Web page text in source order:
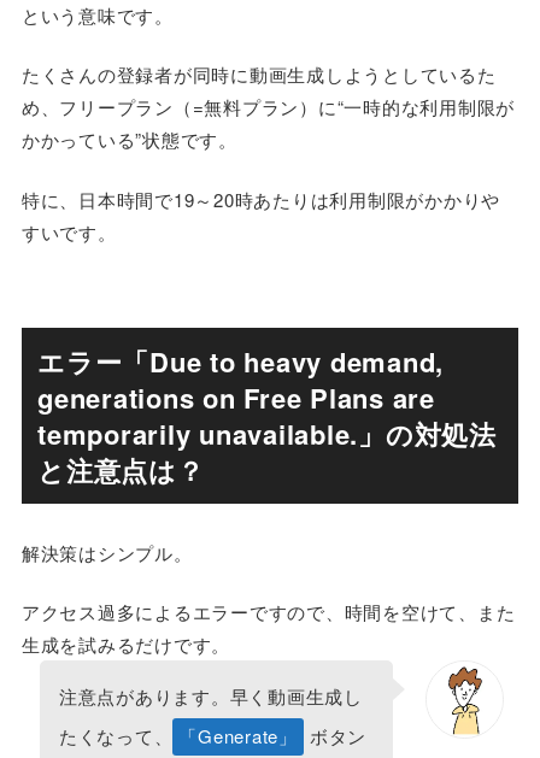
という意味です。
たくさんの登録者が同時に動画生成しようとしているた
め、フリープラン（=無料プラン）に“一時的な利用制限が
かかっている”状態です。
特に、日本時間で19～20時あたりは利用制限がかかりや
すいです。
エラー「Due to heavy demand,
generations on Free Plans are
temporarily unavailable.」の対処法
と注意点は？
解決策はシンプル。
アクセス過多によるエラーですので、時間を空けて、また
生成を試みるだけです。
注意点があります。早く動画生成し
たくなって、
「Generate」
ボタン